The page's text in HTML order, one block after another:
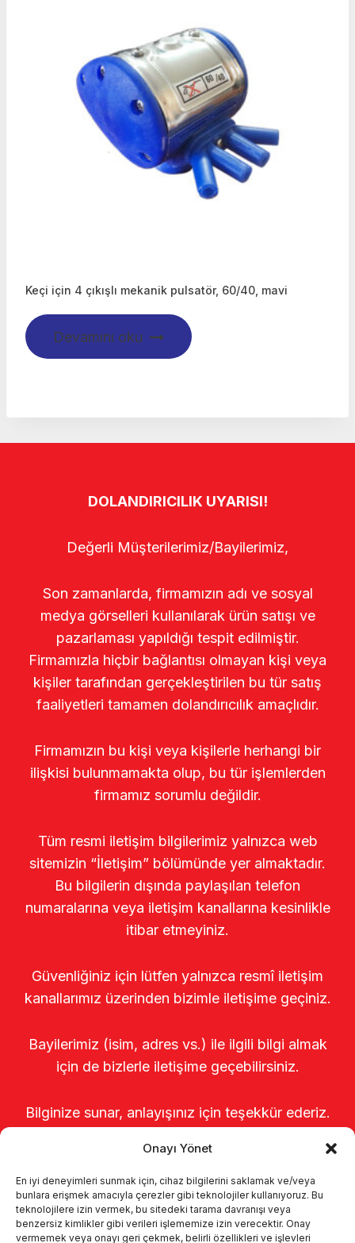
Onayı Yönet
En iyi deneyimleri sunmak için, cihaz bilgilerini saklamak ve/veya
bunlara erişmek amacıyla çerezler gibi teknolojiler kullanıyoruz. Bu
teknolojilere izin vermek, bu sitedeki tarama davranışı veya
benzersiz kimlikler gibi verileri işlememize izin verecektir. Onay
vermemek veya onayı geri çekmek, belirli özellikleri ve işlevleri
Keçi için 4 çıkışlı mekanik pulsatör, 60/40, mavi
Devamını oku
DOLANDIRICILIK UYARISI!
Değerli Müşterilerimiz/Bayilerimiz,
Son zamanlarda, firmamızın adı ve sosyal
medya görselleri kullanılarak ürün satışı ve
pazarlaması yapıldığı tespit edilmiştir.
Firmamızla hiçbir bağlantısı olmayan kişi veya
kişiler tarafından gerçekleştirilen bu tür satış
faaliyetleri tamamen dolandırıcılık amaçlıdır.
Firmamızın bu kişi veya kişilerle herhangi bir
ilişkisi bulunmamakta olup, bu tür işlemlerden
firmamız sorumlu değildir.
Tüm resmi iletişim bilgilerimiz yalnızca web
sitemizin “İletişim” bölümünde yer almaktadır.
Bu bilgilerin dışında paylaşılan telefon
numaralarına veya iletişim kanallarına kesinlikle
itibar etmeyiniz.
Güvenliğiniz için lütfen yalnızca resmî iletişim
kanallarımız üzerinden bizimle iletişime geçiniz.
Bayilerimiz (isim, adres vs.) ile ilgili bilgi almak
için de bizlerle iletişime geçebilirsiniz.
Bilginize sunar, anlayışınız için teşekkür ederiz.